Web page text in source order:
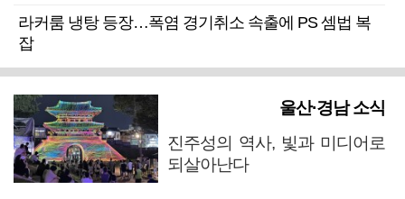
라커룸 냉탕 등장…폭염 경기취소 속출에 PS 셈법 복
잡
울산·경남 소식
진주성의 역사, 빛과 미디어로
되살아난다